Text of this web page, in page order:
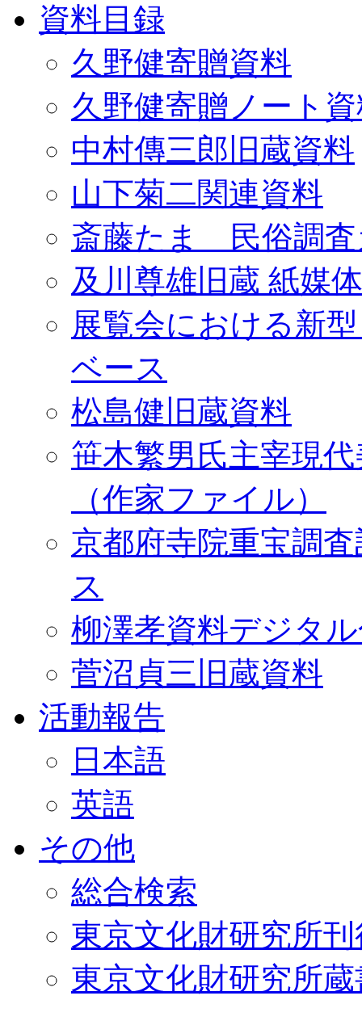
資料目録
久野健寄贈資料
久野健寄贈ノート
中村傳三郎旧蔵資料
山下菊二関連資料
斎藤たま 民俗調査
及川尊雄旧蔵 紙媒
展覧会における新
ベース
松島健旧蔵資料
笹木繁男氏主宰現
（作家ファイル）
京都府寺院重宝調
ス
柳澤孝資料デジタ
菅沼貞三旧蔵資料
活動報告
日本語
英語
その他
総合検索
東京文化財研究所
東京文化財研究所